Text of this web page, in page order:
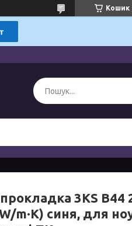
Кошик
3KS B44
m·K) синя, для